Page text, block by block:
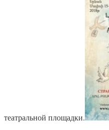
театральной площадки.